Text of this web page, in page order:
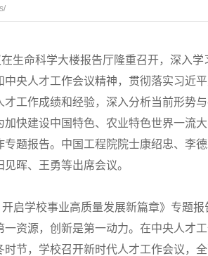
命科学大楼报告厅隆重召开，深入学
央人才工作会议精神，贯彻落实习近
工作成绩和经验，深入分析当前形势
快建设中国特色、农业特色世界一流
题报告。中国工程院院士康绍忠、李
晖、王勇等出席会议。
学校事业高质量发展新篇章》专题报
资源，创新是第一动力。在中央人才
节，学校召开新时代人才工作会议，